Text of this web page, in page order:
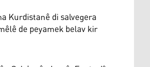
Kurdistanê di salvegera
de peyamek belav kir